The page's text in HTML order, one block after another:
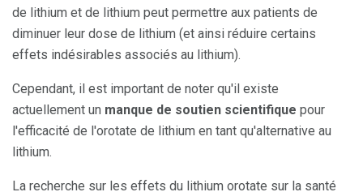
de lithium et de lithium peut permettre aux patients de
diminuer leur dose de lithium (et ainsi réduire certains
effets indésirables associés au lithium).
Cependant, il est important de noter qu'il existe
actuellement un manque de soutien scientifique pour
l'efficacité de l'orotate de lithium en tant qu'alternative au
lithium.
La recherche sur les effets du lithium orotate sur la santé